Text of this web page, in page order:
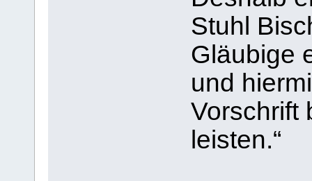
Stuhl
Gläubige
und
Vorschrift
leisten.“